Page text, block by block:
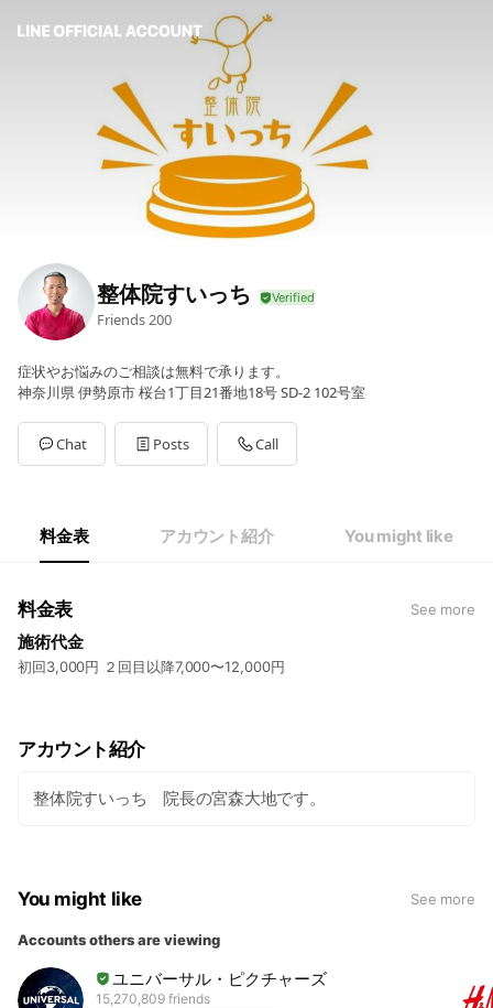
整体院すいっち
Friends200
症状やお悩みのご相談は無料で承ります。
神奈川県 伊勢原市 桜台1丁目21番地18号 SD-2 102号室
Chat Posts Call
料金表 アカウント紹介 You might like
料金表 See more
施術代金
初回3,000円 ２回目以降7,000〜12,000円
アカウント紹介
整体院すいっち 院長の宮森大地です。
You might like See more
Accounts others are viewing
ユニバーサル・ピクチャーズ
15,270,809 friends